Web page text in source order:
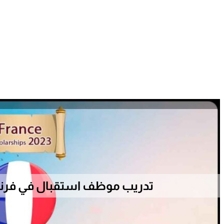
تدريب موظف استقبال في فرنسا